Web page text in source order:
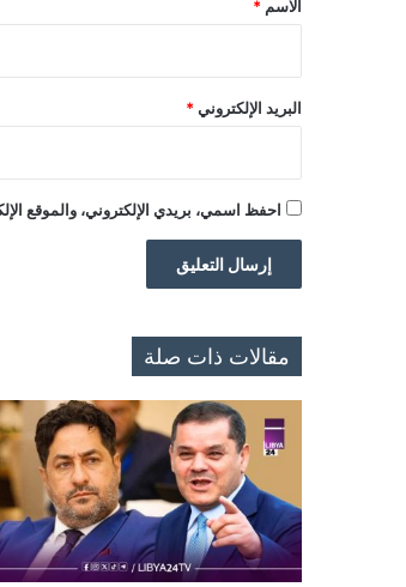
الاسم *
البريد الإلكتروني *
احفظ اسمي، بريدي الإلكتروني، والموقع
مقالات ذات صلة